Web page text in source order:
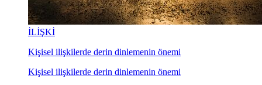
İLİŞKİ
Kişisel ilişkilerde derin dinlemenin önemi
Kişisel ilişkilerde derin dinlemenin önemi